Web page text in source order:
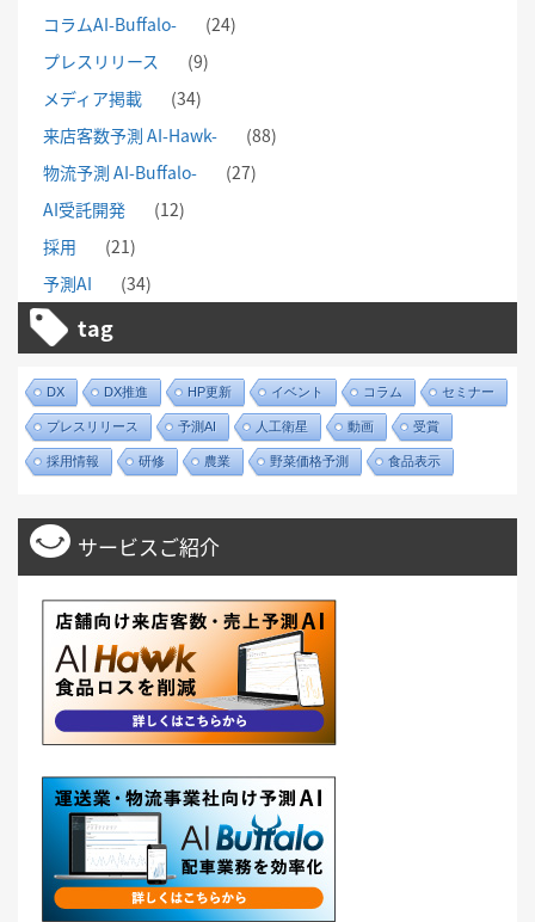
コラムAI-Buffalo-
(24)
プレスリリース
(9)
メディア掲載
(34)
来店客数予測 AI-Hawk-
(88)
物流予測 AI-Buffalo-
(27)
AI受託開発
(12)
採用
(21)
予測AI
(34)
tag
DX DX推進 HP更新 イベント コラム セミナー
プレスリリース 予測AI 人工衛星 動画 受賞
採用情報 研修 農業 野菜価格予測 食品表示
サービスご紹介